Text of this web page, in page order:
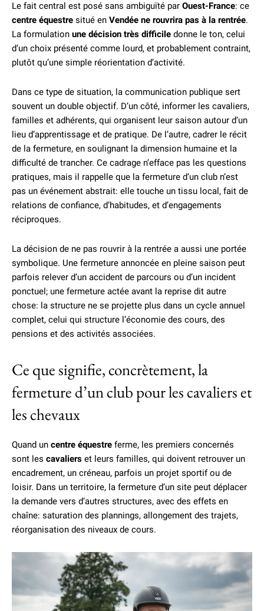
Le fait central est posé sans ambiguïté par Ouest-France: ce
centre équestre situé en Vendée ne rouvrira pas à la rentrée.
La formulation une décision très difficile donne le ton, celui
d’un choix présenté comme lourd, et probablement contraint,
plutôt qu’une simple réorientation d’activité.
Dans ce type de situation, la communication publique sert
souvent un double objectif. D’un côté, informer les cavaliers,
familles et adhérents, qui organisent leur saison autour d’un
lieu d’apprentissage et de pratique. De l’autre, cadrer le récit
de la fermeture, en soulignant la dimension humaine et la
difficulté de trancher. Ce cadrage n’efface pas les questions
pratiques, mais il rappelle que la fermeture d’un club n’est
pas un événement abstrait: elle touche un tissu local, fait de
relations de confiance, d’habitudes, et d’engagements
réciproques.
La décision de ne pas rouvrir à la rentrée a aussi une portée
symbolique. Une fermeture annoncée en pleine saison peut
parfois relever d’un accident de parcours ou d’un incident
ponctuel; une fermeture actée avant la reprise dit autre
chose: la structure ne se projette plus dans un cycle annuel
complet, celui qui structure l’économie des cours, des
pensions et des activités associées.
Ce que signifie, concrètement, la
fermeture d’un club pour les cavaliers et
les chevaux
Quand un centre équestre ferme, les premiers concernés
sont les cavaliers et leurs familles, qui doivent retrouver un
encadrement, un créneau, parfois un projet sportif ou de
loisir. Dans un territoire, la fermeture d’un site peut déplacer
la demande vers d’autres structures, avec des effets en
chaîne: saturation des plannings, allongement des trajets,
réorganisation des niveaux de cours.